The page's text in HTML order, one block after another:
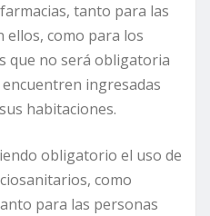
tanto para las
ellos, como para los
que no será obligatoria
ingresadas
habitaciones.
obligatorio el uso de
como
para las personas